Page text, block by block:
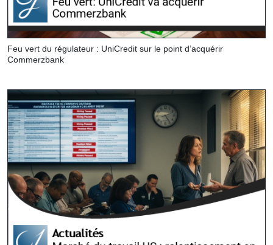
Feu vert du régulateur : UniCredit sur le point d’acquérir
Commerzbank